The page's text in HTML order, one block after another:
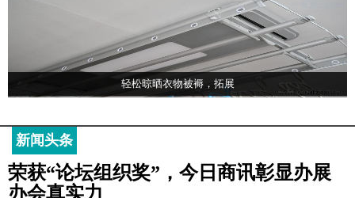
轻松晾晒衣物被褥，拓展
新闻头条
荣获“论坛组织奖”，今日商讯彰显办展
办会真实力